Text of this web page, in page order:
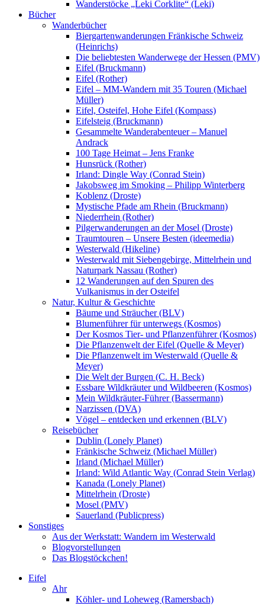
Wanderstöcke „Leki Corklite“ (Leki)
Bücher
Wanderbücher
Biergartenwanderungen Fränkische Schweiz
(Heinrichs)
Die beliebtesten Wanderwege der Hessen (PMV)
Eifel (Bruckmann)
Eifel (Rother)
Eifel – MM-Wandern mit 35 Touren (Michael
Müller)
Eifel, Osteifel, Hohe Eifel (Kompass)
Eifelsteig (Bruckmann)
Gesammelte Wanderabenteuer – Manuel
Andrack
100 Tage Heimat – Jens Franke
Hunsrück (Rother)
Irland: Dingle Way (Conrad Stein)
Jakobsweg im Smoking – Philipp Winterberg
Koblenz (Droste)
Mystische Pfade am Rhein (Bruckmann)
Niederrhein (Rother)
Pilgerwanderungen an der Mosel (Droste)
Traumtouren – Unsere Besten (ideemedia)
Westerwald (Hikeline)
Westerwald mit Siebengebirge, Mittelrhein und
Naturpark Nassau (Rother)
12 Wanderungen auf den Spuren des
Vulkanismus in der Osteifel
Natur, Kultur & Geschichte
Bäume und Sträucher (BLV)
Blumenführer für unterwegs (Kosmos)
Der Kosmos Tier- und Pflanzenführer (Kosmos)
Die Pflanzenwelt der Eifel (Quelle & Meyer)
Die Pflanzenwelt im Westerwald (Quelle &
Meyer)
Die Welt der Burgen (C. H. Beck)
Essbare Wildkräuter und Wildbeeren (Kosmos)
Mein Wildkräuter-Führer (Bassermann)
Narzissen (DVA)
Vögel – entdecken und erkennen (BLV)
Reisebücher
Dublin (Lonely Planet)
Fränkische Schweiz (Michael Müller)
Irland (Michael Müller)
Irland: Wild Atlantic Way (Conrad Stein Verlag)
Kanada (Lonely Planet)
Mittelrhein (Droste)
Mosel (PMV)
Sauerland (Publicpress)
Sonstiges
Aus der Werkstatt: Wandern im Westerwald
Blogvorstellungen
Das Blogstöckchen!
Eifel
Ahr
Köhler- und Loheweg (Ramersbach)